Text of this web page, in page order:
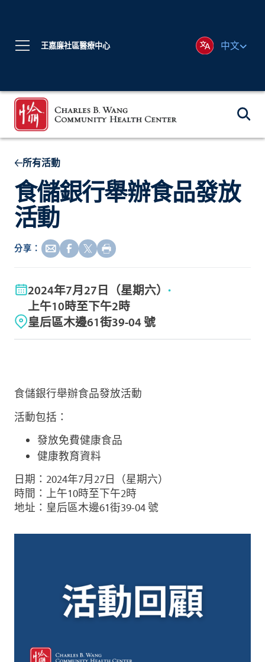
王嘉廉社區醫療中心 中文
所有活動
食儲銀行舉辦食品發放
活動
分享：
2024年7月27日（星期六）
上午10時至下午2時
皇后區木邊61街39-04 號
食儲銀行舉辦食品發放活動
活動包括：
發放免費健康食品
健康教育資料
日期：2024年7月27日（星期六）
時間：上午10時至下午2時
地址：皇后區木邊61街39-04 號